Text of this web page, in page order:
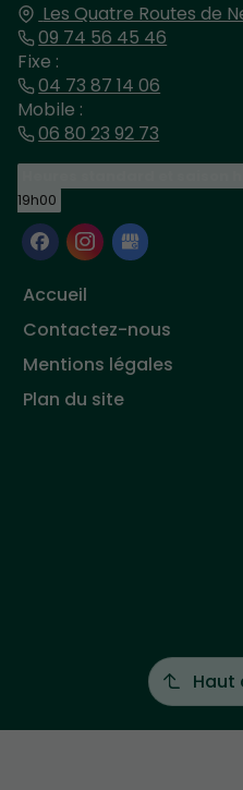
Les Quatre Routes de
09 74 56 45 46
Fixe :
04 73 87 14 06
Mobile :
06 80 23 92 73
19h00
Accueil
Contactez-nous
Mentions légales
Plan du site
Haut